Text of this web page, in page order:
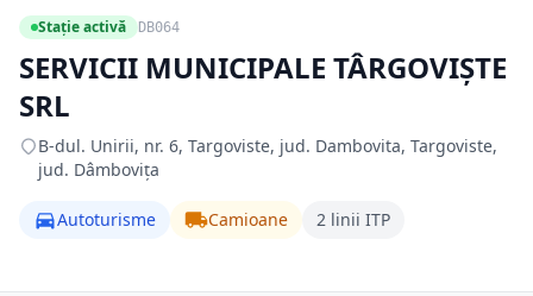
Stație activă DB064
SERVICII MUNICIPALE TÂRGOVIŞTE
SRL
B-dul. Unirii, nr. 6, Targoviste, jud. Dambovita, Targoviste,
jud. Dâmbovița
Autoturisme Camioane 2 linii ITP